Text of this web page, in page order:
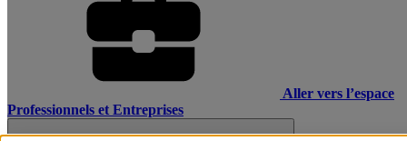
Aller vers l’espace
Professionnels et Entreprises